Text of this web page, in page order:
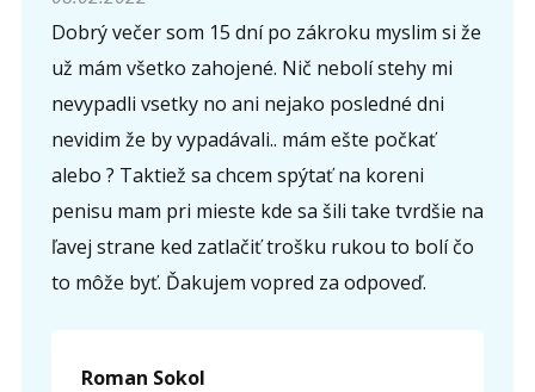
Dobrý večer som 15 dní po zákroku myslim si že
už mám všetko zahojené. Nič nebolí stehy mi
nevypadli vsetky no ani nejako posledné dni
nevidim že by vypadávali.. mám ešte počkať
alebo ? Taktiež sa chcem spýtať na koreni
penisu mam pri mieste kde sa šili take tvrdšie na
ľavej strane ked zatlačiť trošku rukou to bolí čo
to môže byť. Ďakujem vopred za odpoveď.
Roman Sokol